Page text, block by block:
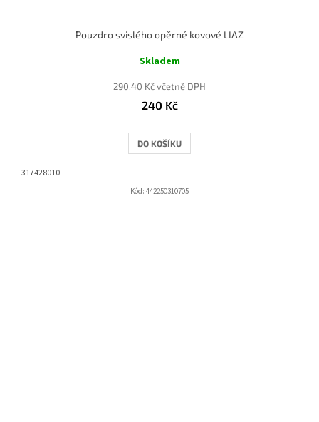
Pouzdro svislého opěrné kovové LIAZ
Skladem
290,40 Kč včetně DPH
240 Kč
DO KOŠÍKU
317428010
Kód: 442250310705